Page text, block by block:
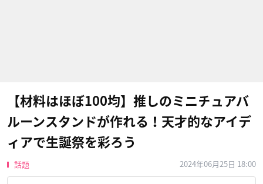
【材料はほぼ100均】推しのミニチュアバ
ルーンスタンドが作れる！天才的なアイデ
ィアで生誕祭を彩ろう
話題 2024年06月25日 18:00